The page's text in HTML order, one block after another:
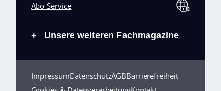
Abo-Service
+ Unsere weiteren Fachmagazine
ImpressumDatenschutzAGBBarrierefreiheit